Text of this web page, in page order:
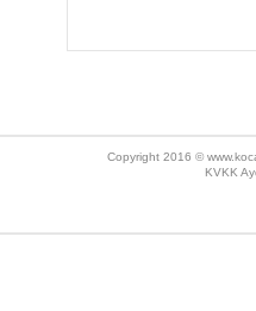
Copyright 2016 ©
KVKK